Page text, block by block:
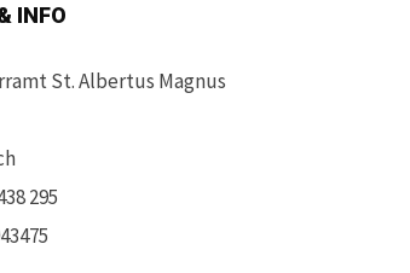
INFO
St. Albertus Magnus
295